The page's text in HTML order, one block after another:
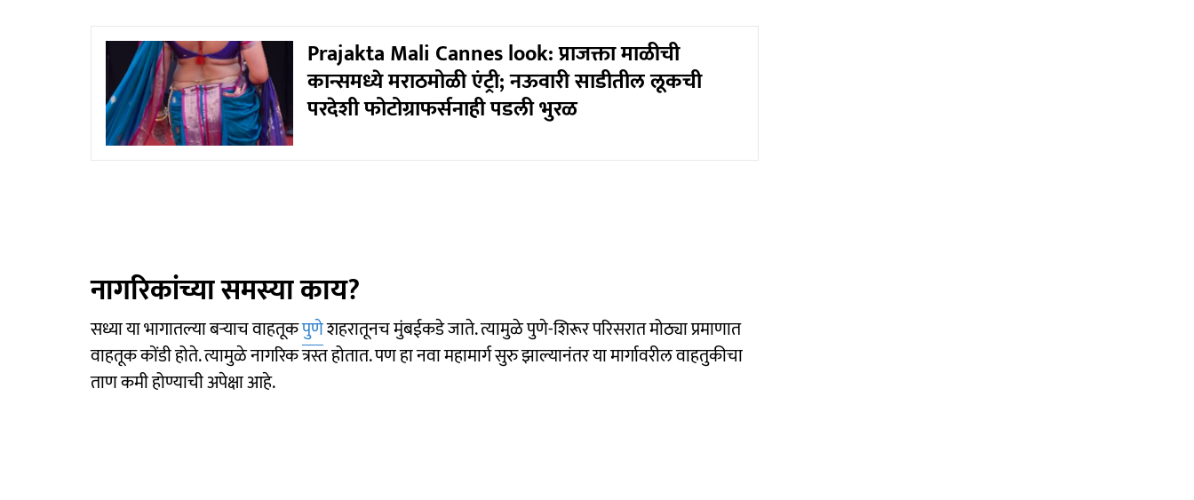
Prajakta Mali Cannes look: प्राजक्ता माळीची
कान्समध्ये मराठमोळी एंट्री; नऊवारी साडीतील लूकची
परदेशी फोटोग्राफर्सनाही पडली भुरळ
नागरिकांच्या समस्या काय?
सध्या या भागातल्या बऱ्याच वाहतूकपुणेशहरातूनच मुंबईकडे जाते. त्यामुळे पुणे-शिरूर परिसरात मोठ्या प्रमाणात
वाहतूक कोंडी होते. त्यामुळे नागरिक त्रस्त होतात. पण हा नवा महामार्ग सुरु झाल्यानंतर या मार्गावरील वाहतुकीचा
ताण कमी होण्याची अपेक्षा आहे.